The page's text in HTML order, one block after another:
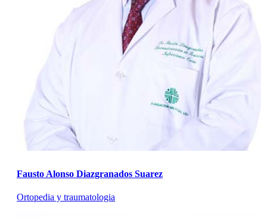
Fausto Alonso Diazgranados Suarez
Ortopedia y traumatologia